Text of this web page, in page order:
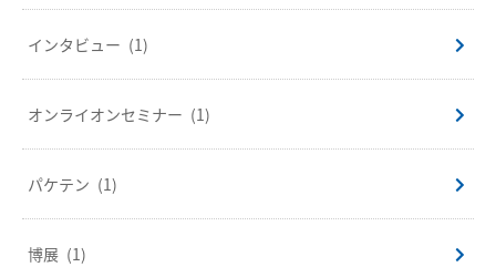
インタビュー (1)
オンライオンセミナー (1)
パケテン (1)
博展 (1)